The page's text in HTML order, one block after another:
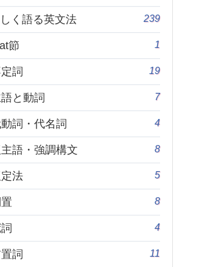
く語る英文法 239
節 1
詞 19
と動詞 7
詞・代名詞 4
語・強調構文 8
法 5
8
4
詞 11